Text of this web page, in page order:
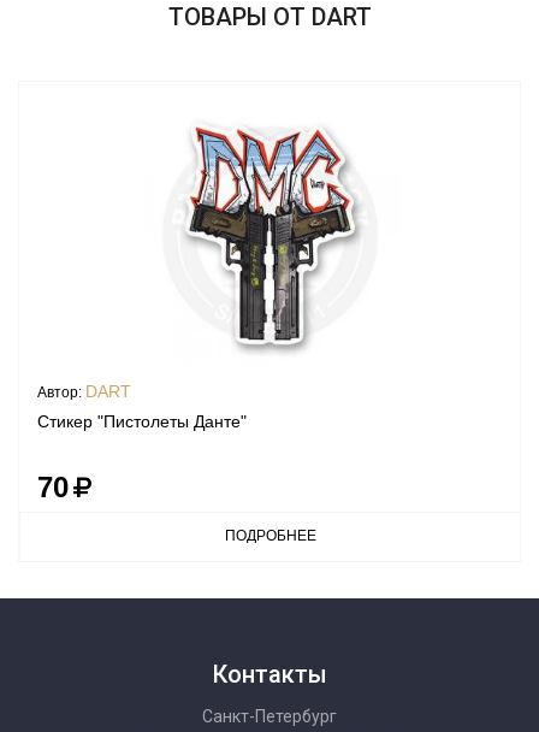
ТОВАРЫ ОТ DART
Автор: DART
Стикер "Пистолеты Данте"
70
ПОДРОБНЕЕ
Контакты
Санкт-Петербург